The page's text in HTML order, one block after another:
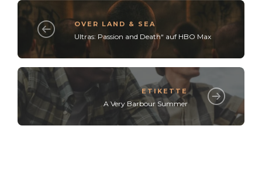
OVER LAND & SEA
Ultras: Passion and Death“ auf HBO Max
ETIKETTE
A Very Barbour Summer